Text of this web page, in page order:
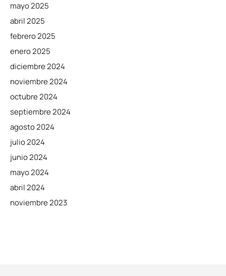
mayo 2025
abril 2025
febrero 2025
enero 2025
diciembre 2024
noviembre 2024
octubre 2024
septiembre 2024
agosto 2024
julio 2024
junio 2024
mayo 2024
abril 2024
noviembre 2023